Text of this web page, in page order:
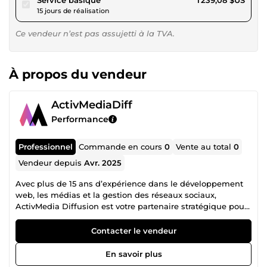
15 jours de réalisation
Ce vendeur n’est pas assujetti à la TVA.
À propos du vendeur
ActivMediaDiff
Performance
Professionnel Commande en cours0 Vente au total0
Vendeur depuisAvr. 2025
Avec plus de 15 ans d’expérience dans le développement
web, les médias et la gestion des réseaux sociaux,
ActivMedia Diffusion est votre partenaire stratégique pour
booster votre visibilité en ligne et atteindre vos objectifs
business. Notre équipe vous accompagne avec des
solutions sur mesure, adaptées à vos besoins et
problématiques, grâce à une vision globale du digital et de
la communication moderne. Nous collaborons avec un
Contacter le vendeur
En savoir plus